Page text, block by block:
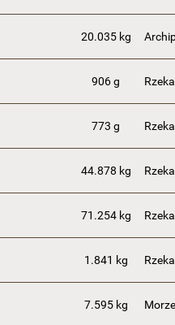
20.035 kg
906 g
773 g
44.878 kg
71.254 kg
1.841 kg
7.595 kg